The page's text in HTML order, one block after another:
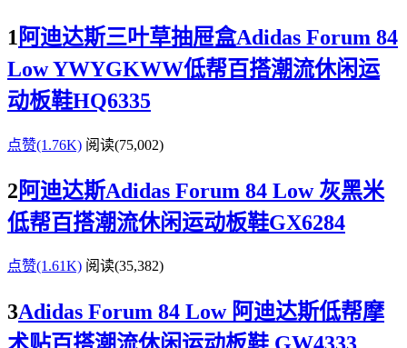
1 阿迪达斯三叶草抽屉盒Adidas Forum 84
Low YWYGKWW低帮百搭潮流休闲运
动板鞋HQ6335
点赞(1.76K) 阅读(75,002)
2阿迪达斯Adidas Forum 84 Low 灰黑米
低帮百搭潮流休闲运动板鞋GX6284
点赞(1.61K) 阅读(35,382)
3Adidas Forum 84 Low 阿迪达斯低帮摩